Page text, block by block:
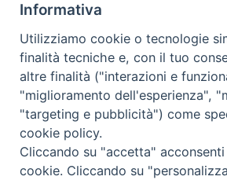
Redazione
Scrivici
Copyright © 2019 - Tutti i
Trentina Editrice
Informativa
Utilizziamo cookie o tecnologie
finalità tecniche e, con il tuo
altre finalità ("interazioni e
"miglioramento dell'esperienza",
"targeting e pubblicità") come
cookie policy.
Cliccando su "accetta"
cookie. Cliccando su